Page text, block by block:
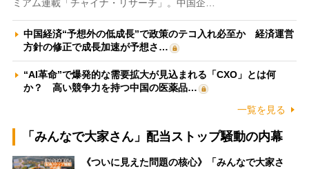
ミアム連載「チャイナ・リサーチ」。中国企…
中国経済“予想外の低成長”で政策のテコ入れ必至か 経済運営
方針の修正で成長加速が予想さ…
“AI革命”で爆発的な需要拡大が見込まれる「CXO」とは何
か？ 高い競争力を持つ中国の医薬品…
一覧を見る
「みんなで大家さん」配当ストップ騒動の内幕
《ついに見えた問題の核心》「みんなで大家さ